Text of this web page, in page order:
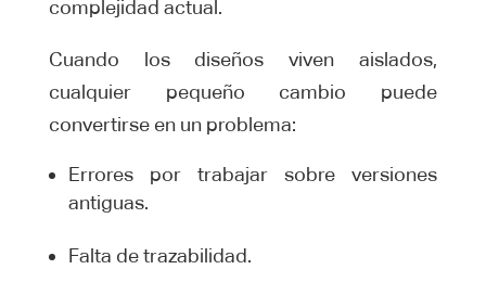
complejidad actual.
Cuando los diseños viven aislados,
cualquier pequeño cambio puede
convertirse en un problema:
Errores por trabajar sobre versiones
antiguas.
Falta de trazabilidad.